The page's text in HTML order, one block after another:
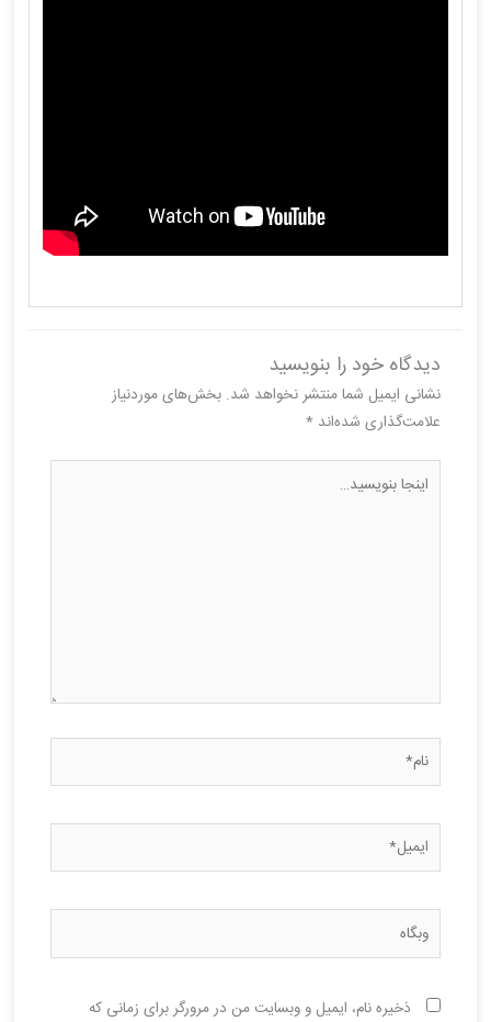
دیدگاه‌ خود را بنویسید
نشانی ایمیل شما منتشر نخواهد شد. بخش‌های موردنیاز
علامت‌گذاری شده‌اند*
اینجا
بنویسید…
نام*
ایمیل*
وبگاه
ذخیره نام، ایمیل و وبسایت من در مرورگر برای زمانی که